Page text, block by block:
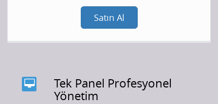
Satın Al
Tek Panel Profesyonel
Yönetim